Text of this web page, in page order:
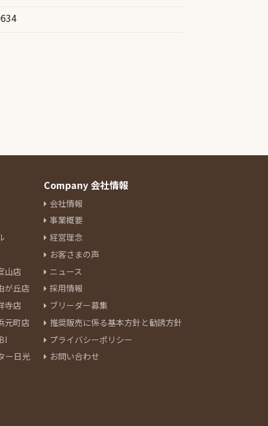
山店
が丘店
寺店
元町店
ー日光
Company 会社情報
会社情報
事業概要
経営理念
お客さまの声
ニュース
採用情報
ブリーダー募集
推奨販売に係る基本方針と勧誘方針
プライバシーポリシー
お問い合わせ